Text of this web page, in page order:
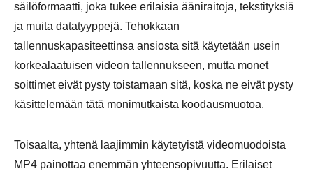
säilöformaatti, joka tukee erilaisia ääniraitoja, tekstityksiä
ja muita datatyyppejä. Tehokkaan
tallennuskapasiteettinsa ansiosta sitä käytetään usein
korkealaatuisen videon tallennukseen, mutta monet
soittimet eivät pysty toistamaan sitä, koska ne eivät pysty
käsittelemään tätä monimutkaista koodausmuotoa.
Toisaalta, yhtenä laajimmin käytetyistä videomuodoista
MP4 painottaa enemmän yhteensopivuutta. Erilaiset